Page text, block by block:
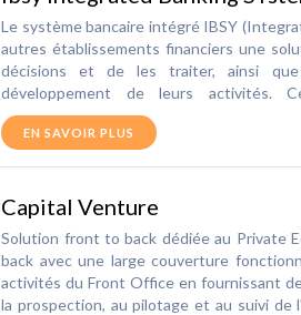
Le système bancaire intégré IBSY
autres établissements financiers une
décisions et de les traiter, ainsi
développement de leurs activités.
environnements les plus complexes
besoins divers des établissements
EN SAVOIR PLUS
Capital Venture
Solution front to back dédiée au Private
back avec une large couverture
activités du Front Office en fournissant
la prospection, au pilotage et au suivi